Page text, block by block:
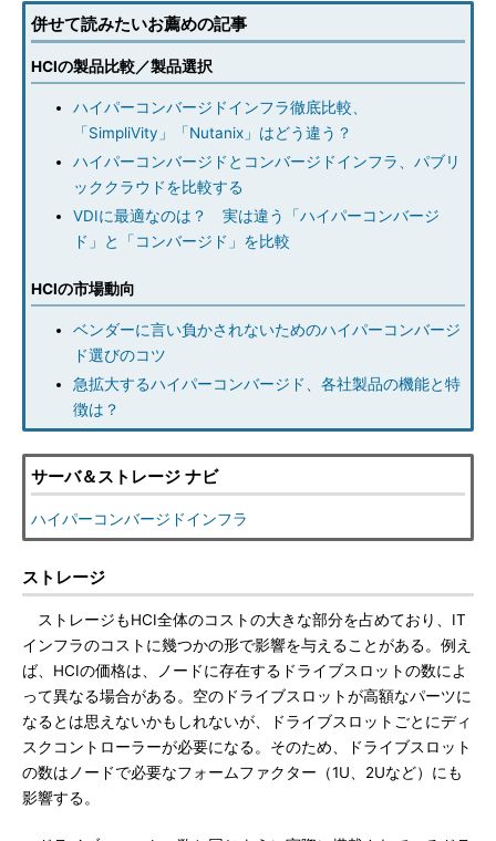
併せて読みたいお薦めの記事
HCIの製品比較／製品選択
ハイパーコンバージドインフラ徹底比較、
「SimpliVity」「Nutanix」はどう違う？
ハイパーコンバージドとコンバージドインフラ、パブリ
ッククラウドを比較する
VDIに最適なのは？ 実は違う「ハイパーコンバージ
ド」と「コンバージド」を比較
HCIの市場動向
ベンダーに言い負かされないためのハイパーコンバージ
ド選びのコツ
急拡大するハイパーコンバージド、各社製品の機能と特
徴は？
サーバ＆ストレージ ナビ
ハイパーコンバージドインフラ
ストレージ
ストレージもHCI全体のコストの大きな部分を占めており、IT
インフラのコストに幾つかの形で影響を与えることがある。例え
ば、HCIの価格は、ノードに存在するドライブスロットの数によ
って異なる場合がある。空のドライブスロットが高額なパーツに
なるとは思えないかもしれないが、ドライブスロットごとにディ
スクコントローラーが必要になる。そのため、ドライブスロット
の数はノードで必要なフォームファクター（1U、2Uなど）にも
影響する。